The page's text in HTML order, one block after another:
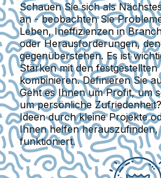
Schauen Sie sich als
an - beobachten Sie
Leben, Ineffizienzen in
oder Herausforderungen,
gegenüberstehen. Es ist
Stärken mit den
kombinieren. Definieren Sie
Geht es Ihnen um Profit, um
um persönliche
Ideen durch kleine Projekte
Ihnen helfen
funktioniert.